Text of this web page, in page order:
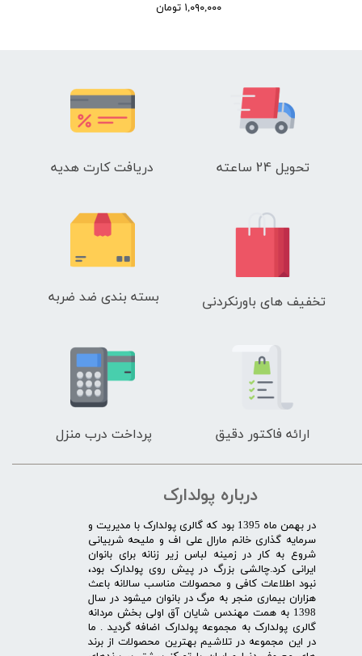
۱,۰۹۰,۰۰۰ تومان
تحویل 24 ساعته دریافت کارت هدیه
تخفیف های باورنکردنی بسته بندی ضد ضربه
ارائه فاکتور دقیق پرداخت درب منزل
درباره پولدارک
در بهمن ماه 1395 بود که گالری پولدارک با مدیریت و
سرمایه گذاری خانم مارال علی اف و ملیحه شربیانی
شروع به کار در زمینه لباس زیر زنانه برای بانوان
ایرانی کرد.چالشی بزرگ در پیش روی پولدارک بود،
نبود اطلاعات کافی و محصولات مناسب سالانه باعث
هزاران بیماری منجر به مرگ در بانوان میشود در سال
1398 به همت مهندس شایان آق اولی بخش مردانه
گالری پولدارک به مجموعه پولدارک اضافه گردید . ما
در این مجموعه در تلاشیم بهترین محصولات از برند